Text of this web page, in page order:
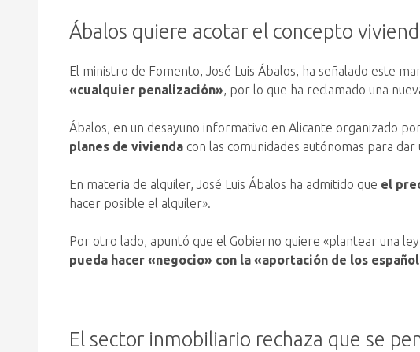
Ábalos quiere acotar el concepto
El ministro de Fomento, José Luis Ábalos, ha señalado este
«cualquier penalización», por lo que ha reclamado una
Ábalos, en un desayuno informativo en Alicante organizado
planes de vivienda con las comunidades autónomas para
En materia de alquiler, José Luis Ábalos ha admitido que el
hacer posible el alquiler».
Por otro lado, apuntó que el Gobierno quiere «plantear una
pueda hacer «negocio» con la «aportación de los
El sector inmobiliario rechaza que se